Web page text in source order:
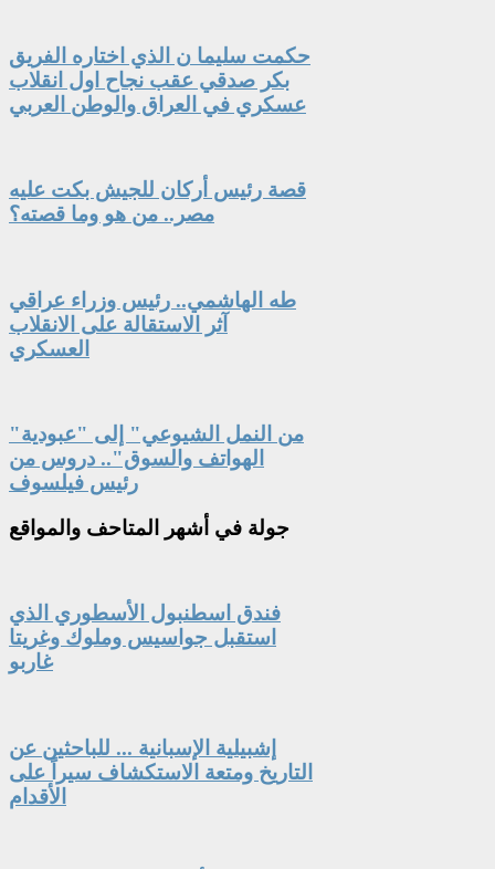
حكمت سليما ن الذي اختاره الفريق
بكر صدقي عقب نجاح اول انقلاب
عسكري في العراق والوطن العربي
قصة رئيس أركان للجيش بكت عليه
مصر.. من هو وما قصته؟
طه الهاشمي.. رئيس وزراء عراقي
آثر الاستقالة على الانقلاب
العسكري
"من النمل الشيوعي" إلى "عبودية
الهواتف والسوق".. دروس من
رئيس فيلسوف
جولة في أشهر المتاحف والمواقع
فندق اسطنبول الأسطوري الذي
استقبل جواسيس وملوك وغريتا
غاربو
إشبيلية الإسبانية ... للباحثين عن
التاريخ ومتعة الاستكشاف سيراً على
الأقدام